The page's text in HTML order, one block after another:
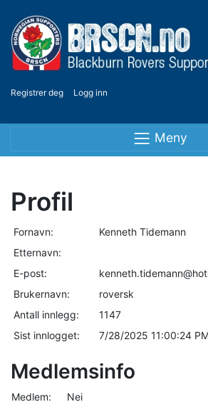
Registrer deg Logg inn
Meny
Profil
Fornavn:
Kenneth Tidemann
Etternavn:
E-post:
Brukernavn:
roversk
Antall innlegg:
1147
Sist innlogget:
7/28/2025 11:00:24
Medlemsinfo
Medlem:
Nei